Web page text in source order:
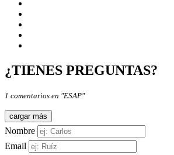
¿TIENES PREGUNTAS?
1 comentarios en "ESAP"
cargar más
Nombre
Email